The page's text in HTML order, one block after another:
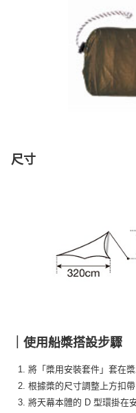
尺寸
｜使用船槳搭設步驟
1. 將「槳用安裝套件」套在
2. 根據槳的尺寸調整上方扣帶
3. 將天幕本體的 D 型環掛在